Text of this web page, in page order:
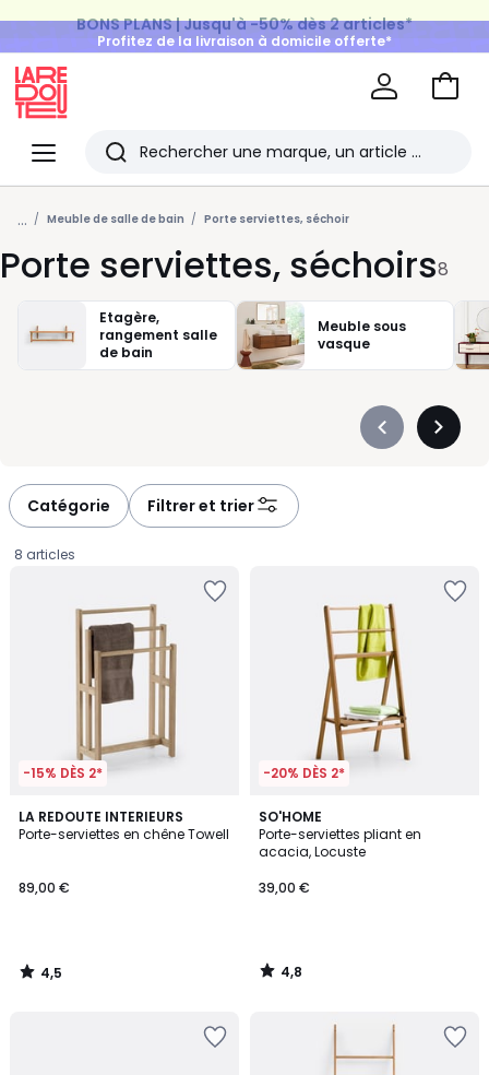
Profitez de la livraison à domicile offerte*
sur tous vos achats Mode & Maison
Menu
Redoute
Rechercher
Les
derniers
articles
consultés
Aller
... Meuble de salle de bain Porte serviettes, séchoir
Porte serviettes, séchoirs8
Etagère,
rangement salle
de bain
Meuble sous
vasque
Précédent
Catégorie Filtrer et trier
8 articles
-15% DÈS 2*
LA REDOUTE INTERIEURS
Porte-serviettes en chêne Towell
€.
89,00 €
4,5
/ 5
4,5
/
-20% DÈS 2*
SO'HOME
Porte-serviettes pliant en
acacia, Locuste
39,00 €
4,8
/ 5
4,8
/